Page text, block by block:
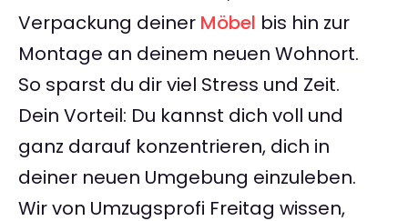
Verpackung deiner Möbel bis hin zur
Montage an deinem neuen Wohnort.
So sparst du dir viel Stress und Zeit.
Dein Vorteil: Du kannst dich voll und
ganz darauf konzentrieren, dich in
deiner neuen Umgebung einzuleben.
Wir von Umzugsprofi Freitag wissen,